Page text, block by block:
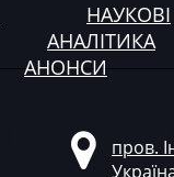
НАУКОВІ
АНАЛІТИКА
АНОНСИ
пров.